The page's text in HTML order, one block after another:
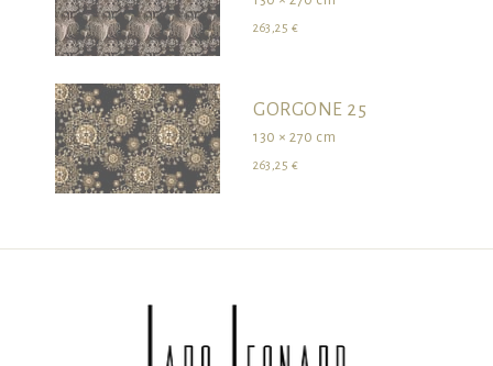
263,25 €
GORGONE 25
130 × 270 cm
263,25 €